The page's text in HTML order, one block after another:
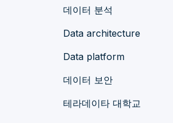
데이터 분석
Data architecture
Data platform
데이터 보안
테라데이타 대학교